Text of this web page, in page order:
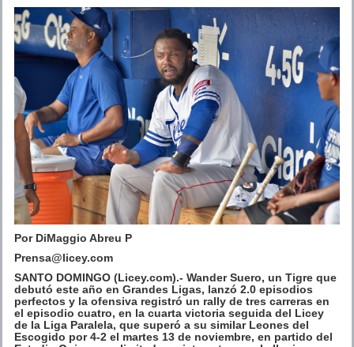
Por DiMaggio Abreu P
Prensa@licey.com
SANTO DOMINGO (Licey.com).- Wander Suero, un Tigre que
debutó este año en Grandes Ligas, lanzó 2.0 episodios
perfectos y la ofensiva registró un rally de tres carreras en
el episodio cuatro, en la cuarta victoria seguida del Licey
de la Liga Paralela, que superó a su similar Leones del
Escogido por 4-2 el martes 13 de noviembre, en partido del